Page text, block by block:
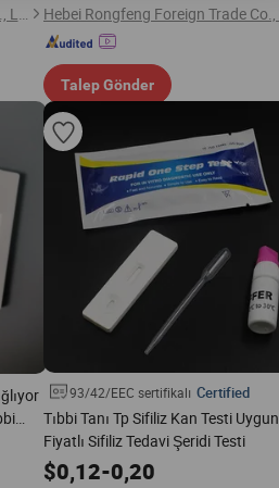
Hebei Rongfeng Foreign Trade Co., Ltd.
Talep Gönder
93/42/EEC sertifikalı Certified
Tıbbi Tanı Tp Sifiliz Kan Testi Uygun
Fiyatlı Sifiliz Tedavi Şeridi Testi
$0,12-0,20